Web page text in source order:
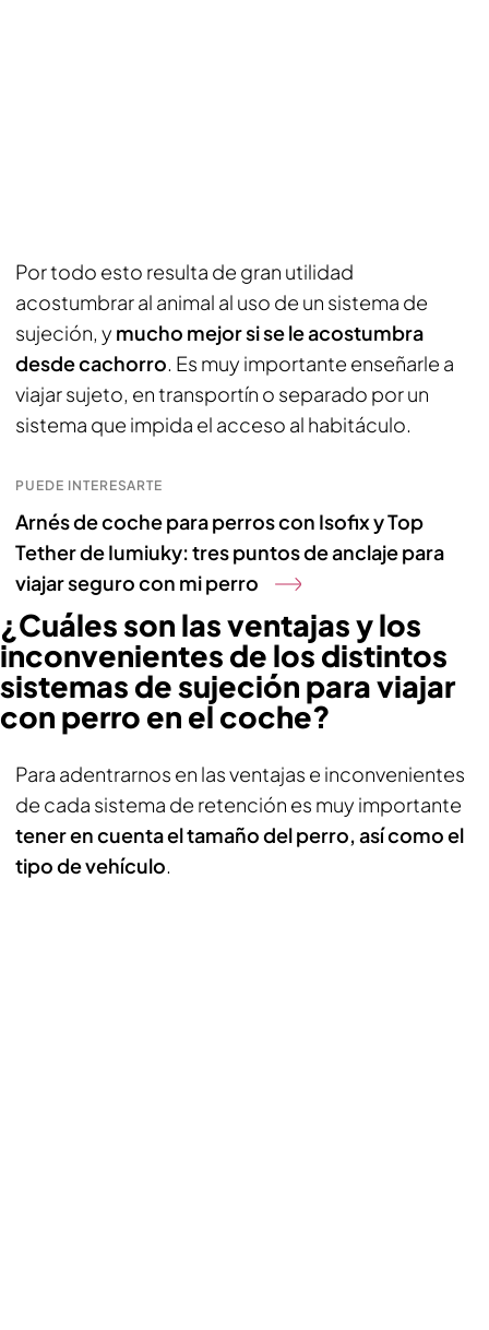
Por todo esto resulta de gran utilidad
acostumbrar al animal al uso de un sistema de
sujeción, y mucho mejor si se le acostumbra
desde cachorro. Es muy importante enseñarle a
viajar sujeto, en transportín o separado por un
sistema que impida el acceso al habitáculo.
PUEDE INTERESARTE
Arnés de coche para perros con Isofix y Top
Tether de Iumiuky: tres puntos de anclaje para
viajar seguro con mi perro
¿Cuáles son las ventajas y los
inconvenientes de los distintos
sistemas de sujeción para viajar
con perro en el coche?
Para adentrarnos en las ventajas e inconvenientes
de cada sistema de retención es muy importante
tener en cuenta el tamaño del perro, así como el
tipo de vehículo.